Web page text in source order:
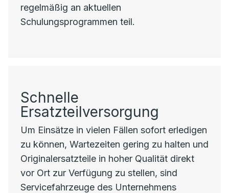
regelmäßig an aktuellen
Schulungsprogrammen teil.
Schnelle
Ersatzteilversorgung
Um Einsätze in vielen Fällen sofort erledigen
zu können, Wartezeiten gering zu halten und
Originalersatzteile in hoher Qualität direkt
vor Ort zur Verfügung zu stellen, sind
Servicefahrzeuge des Unternehmens